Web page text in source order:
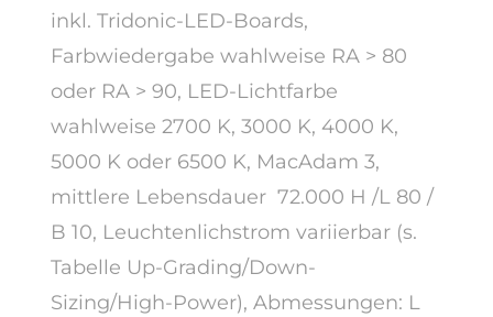
inkl. Tridonic-LED-Boards,
Farbwiedergabe wahlweise RA > 80
oder RA > 90, LED-Lichtfarbe
wahlweise 2700 K, 3000 K, 4000 K,
5000 K oder 6500 K, MacAdam 3,
mittlere Lebensdauer 72.000 H /L 80 /
B 10, Leuchtenlichstrom variierbar (s.
Tabelle Up-Grading/Down-
Sizing/High-Power), Abmessungen: L